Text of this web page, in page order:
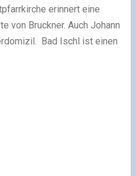
erinnert eine
von Bruckner. Auch Johann
Bad Ischl ist einen